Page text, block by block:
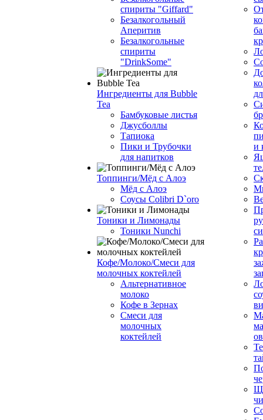
спириты "Giffard"
Безалкогольный
Аперитив
Безалкогольные
спириты
"DrinkSome"
Ингредиенты для Bubble
Tea
Бамбуковые листья
Джусболлы
Тапиока
Пики и Трубочки
для напитков
Топпинги/Мёд с Алоэ
Мёд с Алоэ
Соусы Colibri D`oro
Тоники и Лимонады
Тоники Nunchi
Кофе/Молоко/Смеси для
молочных коктейлей
Альтернативное
молоко
Кофе в Зернах
Смеси для
молочных
коктейлей
и